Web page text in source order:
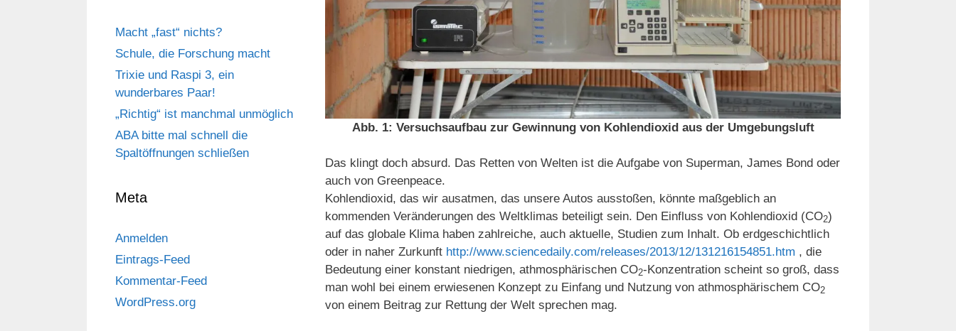
Abb. 1: Versuchsaufbau zur Gewinnung von Kohlendioxid aus der Umgebungsluft
Das klingt doch absurd. Das Retten von Welten ist die Aufgabe von Superman, James Bond oder
auch von Greenpeace.
Kohlendioxid, das wir ausatmen, das unsere Autos ausstoßen, könnte maßgeblich an
kommenden Veränderungen des Weltklimas beteiligt sein. Den Einfluss von Kohlendioxid (CO2)
auf das globale Klima haben zahlreiche, auch aktuelle, Studien zum Inhalt. Ob erdgeschichtlich
oder in naher Zurkunft http://www.sciencedaily.com/releases/2013/12/131216154851.htm , die
Bedeutung einer konstant niedrigen, athmosphärischen CO2-Konzentration scheint so groß, dass
man wohl bei einem erwiesenen Konzept zu Einfang und Nutzung von athmosphärischem CO2
von einem Beitrag zur Rettung der Welt sprechen mag.
Macht „fast“ nichts?
Schule, die Forschung macht
Trixie und Raspi 3, ein
wunderbares Paar!
„Richtig“ ist manchmal unmöglich
ABA bitte mal schnell die
Spaltöffnungen schließen
Meta
Anmelden
Eintrags-Feed
Kommentar-Feed
WordPress.org